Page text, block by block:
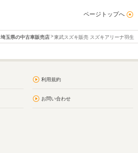
ページトップへ
埼玉県の中古車販売店 東武スズキ販売 スズキアリーナ羽生
利用規約
お問い合わせ